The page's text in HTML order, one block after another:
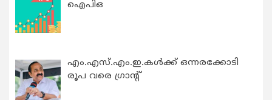
ഐപിഒ
എം.എസ്.എം.ഇ.കൾക്ക് ഒന്നരക്കോടി
രൂപ വരെ ഗ്രാന്റ്